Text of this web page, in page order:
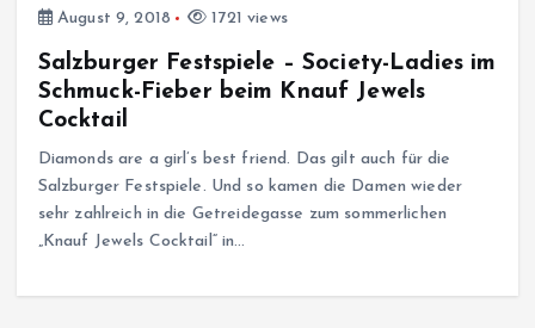
August 9, 2018
1721 views
Salzburger Festspiele – Society-Ladies im
Schmuck-Fieber beim Knauf Jewels
Cocktail
Diamonds are a girl’s best friend. Das gilt auch für die
Salzburger Festspiele. Und so kamen die Damen wieder
sehr zahlreich in die Getreidegasse zum sommerlichen
„Knauf Jewels Cocktail“ in…